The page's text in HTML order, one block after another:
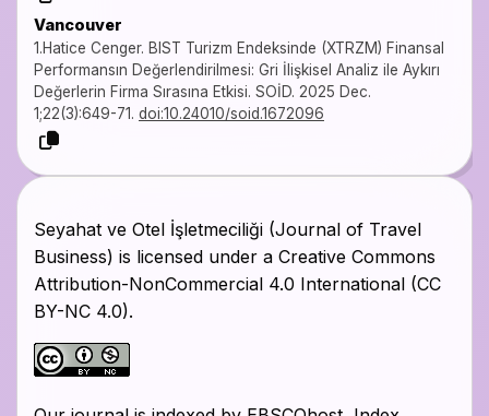
Vancouver
1.Hatice Cenger. BIST Turizm Endeksinde (XTRZM) Finansal
Performansın Değerlendirilmesi: Gri İlişkisel Analiz ile Aykırı
Değerlerin Firma Sırasına Etkisi. SOİD. 2025 Dec.
1;22(3):649-71. doi:10.24010/soid.1672096
Seyahat ve Otel İşletmeciliği (Journal of Travel
Business) is licensed under a Creative Commons
Attribution-NonCommercial 4.0 International (CC
BY-NC 4.0).